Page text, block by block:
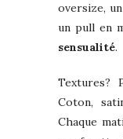
oversize,
un pull en
sensualité.
Textures?
Coton,
Chaque